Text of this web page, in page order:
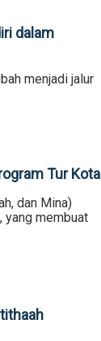
dalam
menjadi jalur
Tur Kota
dan Mina)
yang membuat